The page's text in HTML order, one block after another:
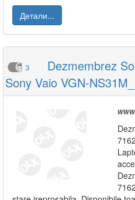
Детали...
3
Dezmembrez
Sony Vaio VGN-